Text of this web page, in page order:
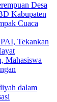
Desa
Kabupaten
Cuaca
Tekankan
Mahasiswa
dalam